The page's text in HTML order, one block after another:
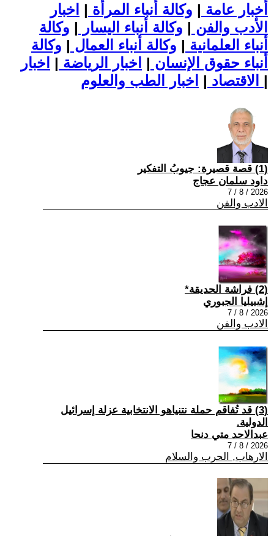
أخبار عامة | وكالة أنباء المرأة | اخبار
الأدب والفن | وكالة أنباء اليسار | وكالة
أنباء العلمانية | وكالة أنباء العمال | وكالة
أنباء حقوق الإنسان | اخبار الرياضة | اخبار
الاقتصاد | |
(1) قصة قصيرة: جيوبُ التفكير
داود سلمان عجاج
2026 / 8 / 7
الادب والفن
(2) فراشة الحديقة*
إشبيليا الجبوري
2026 / 8 / 7
الادب والفن
(3) قد تُفاقم حملة نتنياهو الانتخابية عزلة إسرائيل
الدولية.
عبدالاحد متي دنحا
2026 / 8 / 7
الارهاب, الحرب والسلام